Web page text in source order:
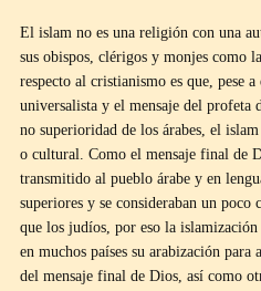
El islam no es una religión con una
sus obispos, clérigos y monjes como
respecto al cristianismo es que, pese
universalista y el mensaje del profeta
no superioridad de los árabes, el
o cultural. Como el mensaje final de
transmitido al pueblo árabe y en
superiores y se consideraban un
que los judíos, por eso la
en muchos países su arabización
del mensaje final de Dios, así como